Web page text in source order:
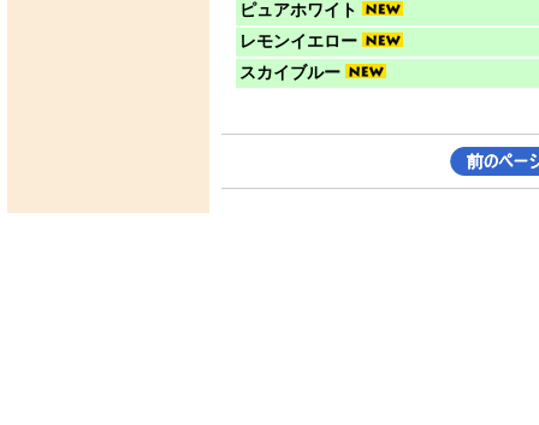
ピュアホワイト
レモンイエロー
スカイブルー